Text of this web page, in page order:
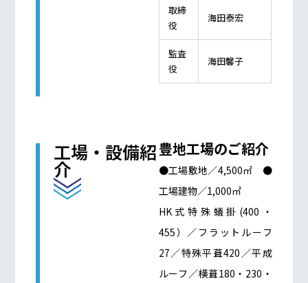
取締
役
海田泰宏
監査
役
海田馨子
工場・設備紹
介
豊地工場のご紹介
●工場敷地／4,500㎡ ●
工場建物／1,000㎡
HK式特殊蟻掛(400・
455）／フラットルーフ
27／特殊平葺420／平成
ルーフ／横葺180・230・